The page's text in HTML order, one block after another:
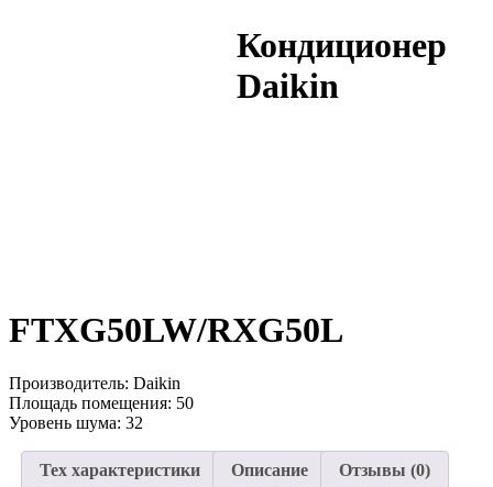
Кондиционер
Daikin
FTXG50LW/RXG50L
Производитель: Daikin
Площадь помещения: 50
Уровень шума: 32
Тех характеристики Описание Отзывы (0)